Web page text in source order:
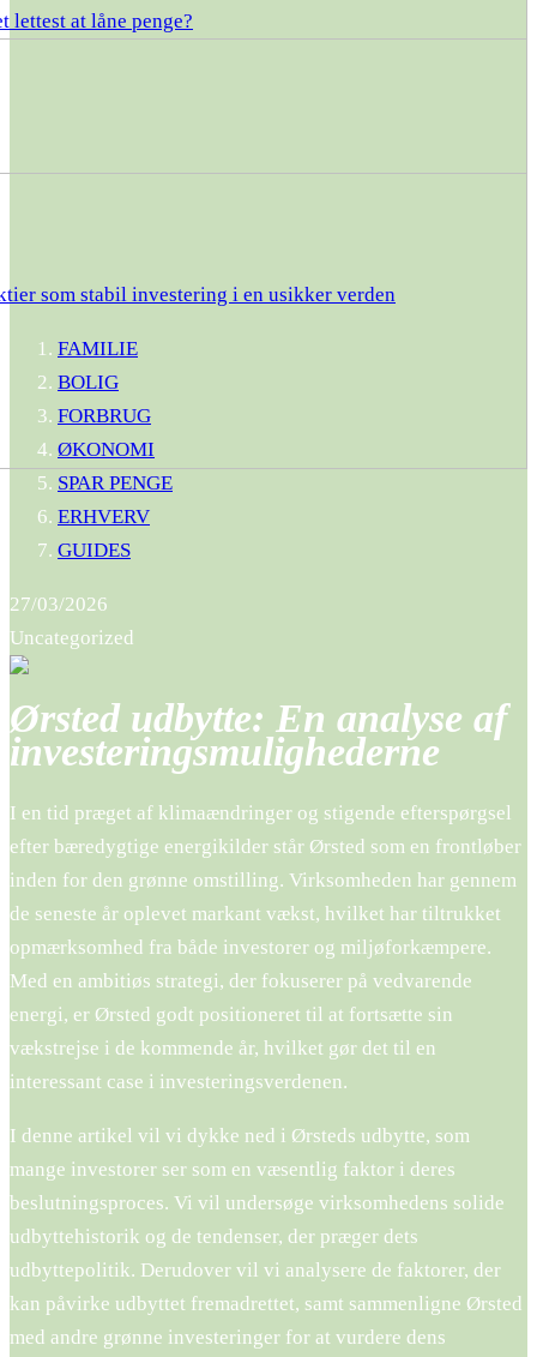
lettest at låne penge?
som stabil investering i en usikker verden
FAMILIE
BOLIG
FORBRUG
ØKONOMI
SPAR PENGE
ERHVERV
GUIDES
27/03/2026
Uncategorized
Ørsted udbytte: En analyse af
investeringsmulighederne
I en tid præget af klimaændringer og stigende efterspørgsel
efter bæredygtige energikilder står Ørsted som en frontløber
inden for den grønne omstilling. Virksomheden har gennem
de seneste år oplevet markant vækst, hvilket har tiltrukket
opmærksomhed fra både investorer og miljøforkæmpere.
Med en ambitiøs strategi, der fokuserer på vedvarende
energi, er Ørsted godt positioneret til at fortsætte sin
vækstrejse i de kommende år, hvilket gør det til en
interessant case i investeringsverdenen.
I denne artikel vil vi dykke ned i Ørsteds udbytte, som
mange investorer ser som en væsentlig faktor i deres
beslutningsproces. Vi vil undersøge virksomhedens solide
udbyttehistorik og de tendenser, der præger dets
udbyttepolitik. Derudover vil vi analysere de faktorer, der
kan påvirke udbyttet fremadrettet, samt sammenligne Ørsted
med andre grønne investeringer for at vurdere dens